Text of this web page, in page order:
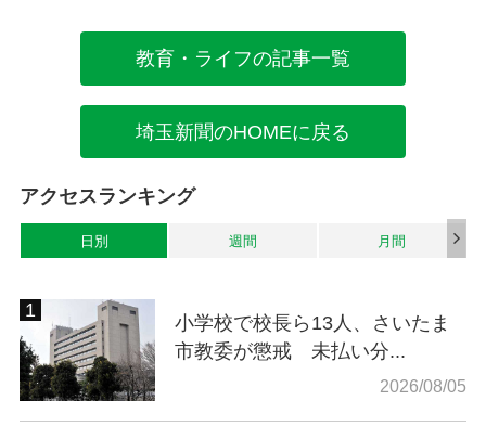
教育・ライフの記事一覧
埼玉新聞のHOMEに戻る
アクセスランキング
日別 週間 月間
小学校で校長ら13人、さいたま
市教委が懲戒 未払い分...
2026/08/05